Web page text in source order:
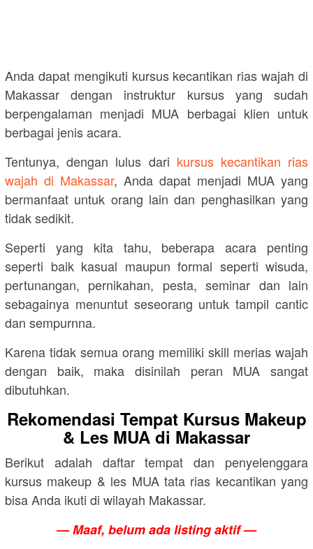
Anda dapat mengikuti kursus kecantikan rias wajah di
Makassar dengan instruktur kursus yang sudah
berpengalaman menjadi MUA berbagai klien untuk
berbagai jenis acara.
Tentunya, dengan lulus dari kursus kecantikan rias
wajah di Makassar, Anda dapat menjadi MUA yang
bermanfaat untuk orang lain dan penghasilkan yang
tidak sedikit.
Seperti yang kita tahu, beberapa acara penting
seperti baik kasual maupun formal seperti wisuda,
pertunangan, pernikahan, pesta, seminar dan lain
sebagainya menuntut seseorang untuk tampil cantic
dan sempurnna.
Karena tidak semua orang memiliki skill merias wajah
dengan baik, maka disinilah peran MUA sangat
dibutuhkan.
Rekomendasi Tempat Kursus Makeup
& Les MUA di Makassar
Berikut adalah daftar tempat dan penyelenggara
kursus makeup & les MUA tata rias kecantikan yang
bisa Anda ikuti di wilayah Makassar.
— Maaf, belum ada listing aktif —